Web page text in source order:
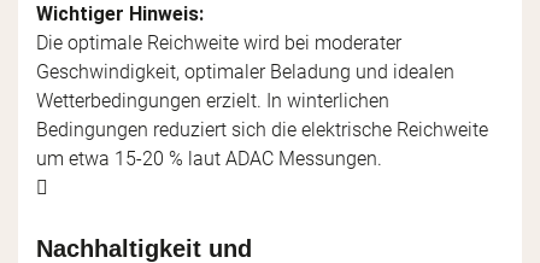
Wichtiger Hinweis:
Die optimale Reichweite wird bei moderater
Geschwindigkeit, optimaler Beladung und idealen
Wetterbedingungen erzielt. In winterlichen
Bedingungen reduziert sich die elektrische Reichweite
um etwa 15-20 % laut ADAC Messungen.
Nachhaltigkeit und